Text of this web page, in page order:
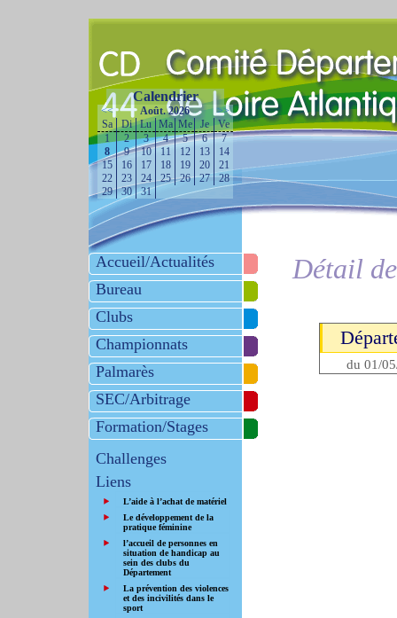
Calendrier
<< Août. 2026
>>
Sa
Di Lu Ma Me Je
Ve
1
2 3 4 5 6
7
8
9 10 11 12 13
14
15
16 17 18 19 20
21
22
23 24 25 26 27
28
29
30 31
Accueil/Actualités
Bureau
Clubs
Championnats
Palmarès
SEC/Arbitrage
Formation/Stages
Challenges
Liens
L’aide à l’achat de matériel
Le développement de la
pratique féminine
l’accueil de personnes en
situation de handicap au
sein des clubs du
Département
La prévention des violences
et des incivilités dans le
sport
Détail
du 01/